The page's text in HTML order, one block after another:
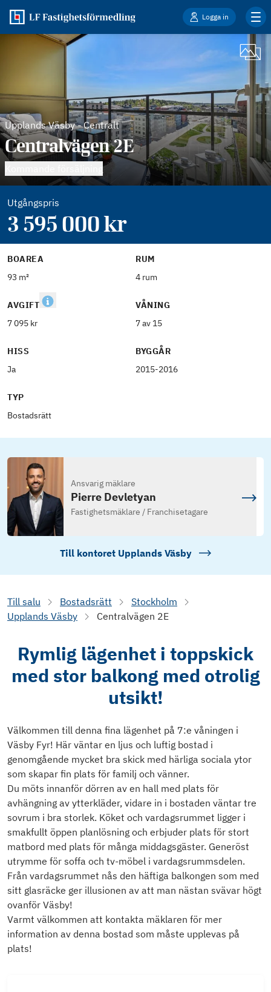
Logga in
Upplands Väsby-Centralt
Centralvägen 2E
Utgångspris
3 595 000kr
BOAREA
93 m²
RUM
4 rum
AVGIFT
7 095 kr
VÅNING
7 av 15
HISS
Ja
BYGGÅR
2015-2016
TYP
Bostadsrätt
Ansvarig mäklare
Pierre Devletyan
Fastighetsmäklare / Franchisetagare
Till kontoret Upplands Väsby
Till salu Bostadsrätt
Stockholm
Upplands Väsby
Centralvägen 2E
Rymlig lägenhet i toppskick
med stor balkong med otrolig
utsikt!
Välkommen till denna fina lägenhet på 7:e våningen i
Väsby Fyr! Här väntar en ljus och luftig bostad i
genomgående mycket bra skick med härliga sociala ytor
som skapar fin plats för familj och vänner.
Du möts innanför dörren av en hall med plats för
avhängning av ytterkläder, vidare in i bostaden väntar tre
sovrum i bra storlek. Köket och vardagsrummet ligger i
smakfullt öppen planlösning och erbjuder plats för stort
matbord med plats för många middagsgäster. Generöst
utrymme för soffa och tv-möbel i vardagsrummsdelen.
Från vardagsrummet nås den häftiga balkongen som med
sitt glasräcke ger illusionen av att man nästan svävar högt
ovanför Väsby!
Varmt välkommen att kontakta mäklaren för mer
information av denna bostad som måste upplevas på
plats!